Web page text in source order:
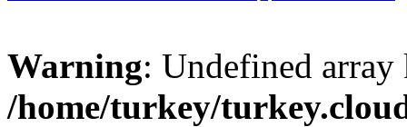
Warning: Undefined
/home/turkey/